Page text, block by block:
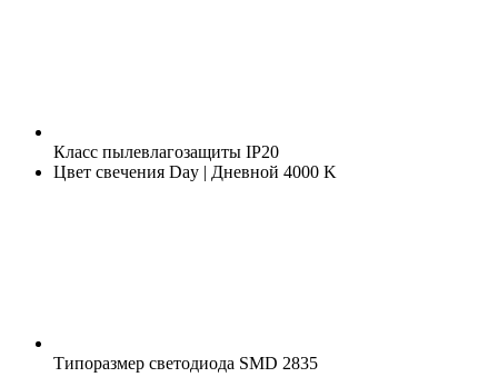
Класс пылевлагозащиты IP20
Цвет свечения Day | Дневной 4000 K
Типоразмер светодиода SMD 2835